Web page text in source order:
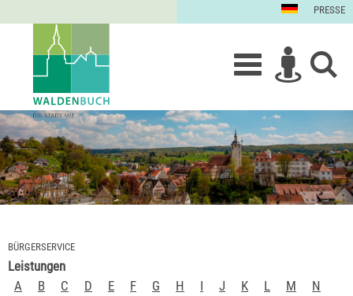
PRESSE
BÜRGERSERVICE
Leistungen
A
B C D E F G H I J K L M
N